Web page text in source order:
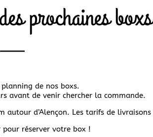
prochaines boxs
de nos boxs.
avant de venir chercher la commande.
d’Alençon. Les tarifs de
pour réserver votre box !